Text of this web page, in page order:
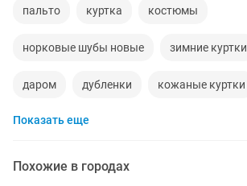
пальто куртка костюмы
норковые шубы новые зимние куртки
даром дубленки кожаные куртки
шубы мутон
Показать еще
Похожие в городах